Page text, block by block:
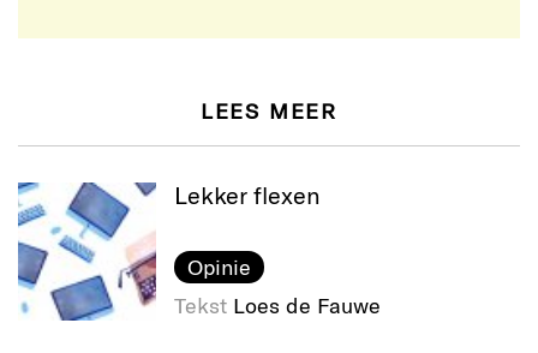
LEES MEER
Lekker flexen
Opinie
Tekst Loes de Fauwe